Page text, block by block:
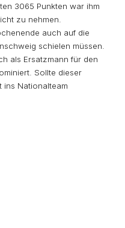
3065 Punkten war ihm
zu nehmen.
auch auf die
schielen müssen.
als Ersatzmann für den
Sollte dieser
ins Nationalteam